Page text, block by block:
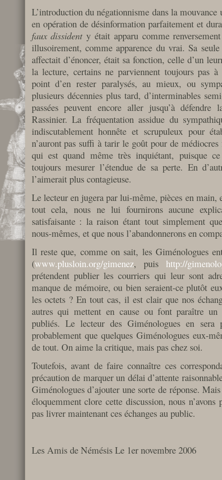
L’introduction du négationnisme dans la mouvance
en opération de désinformation parfaitement et
faux dissidenty était apparu comme
illusoirement, comme apparence du vrai. Sa
affectait d’énoncer, était sa fonction, celle d’un
la lecture, certains ne parviennent toujours pas à
point d’en rester paralysés, au mieux, ou
plusieurs décennies plus tard, d’interminables
passées peuvent encore aller jusqu’à
Rassinier. La fréquentation assidue du
indiscutablement honnête et scrupuleux pour
n’auront pas suffi à tarir le goût pour de
qui est quand même très inquiétant, puisque
toujours mesurer l’étendue de sa perte. En
l’aimerait plus contagieuse.
Le lecteur en jugera par lui-même, pièces en main,
tout cela, nous ne lui fournirons aucune
satisfaisante : la raison étant tout simplement
nous-mêmes, et que nous l’abandonnerons en
Il reste que, comme on sait, les Giménologues
(www.plusloin.org/gimenez, puis http://
prétendent publier les courriers qui leur sont
manque de mémoire, ou bien seraient-ce plutôt
les octets ? En tout cas, il est clair que nos
autres qui mettent en cause ou font paraître
publiés. Le lecteur des Giménologues en
probablement que quelques Giménologues eux-
de tout. On aime la critique, mais pas chez soi.
Toutefois, avant de faire connaître ces
précaution de marquer un délai d’attente
Giménologues d’ajouter une sorte de réponse.
éloquemment clore cette discussion, nous
pas livrer maintenant ces échanges au public.
Les Amis de Némésis Le 1er novembre 2006